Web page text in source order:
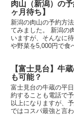
肉山（新潟）の
ヶ月待ち】
新潟の肉山の予約方
てみました。 新潟の
いますが、そんなに
や野菜を5,000円で食
【富士見台】牛
も可能？
富士見台の牛蔵の平
約することも電話で
以上になりますが、
ではコスパ最強と言